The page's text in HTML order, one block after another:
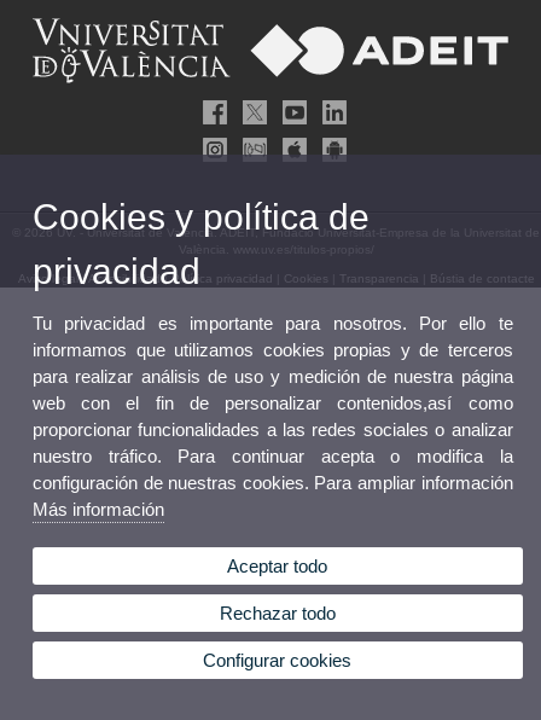
© 2026 UV. - Universitat de València. ADEIT, Fundació Universitat-Empresa de la Universitat de
València. www.uv.es/titulos-propios/
Aviso legal|Accesibilidad|Política privacidad Cookies Transparencia Bústia de contacte
Cookies y política de
privacidad
Tu privacidad es importante para nosotros. Por ello te
informamos que utilizamos cookies propias y de terceros
para realizar análisis de uso y medición de nuestra página
web con el fin de personalizar contenidos,así como
proporcionar funcionalidades a las redes sociales o analizar
nuestro tráfico. Para continuar acepta o modifica la
configuración de nuestras cookies. Para ampliar información
Más información
Aceptar todo
Rechazar todo
Configurar cookies